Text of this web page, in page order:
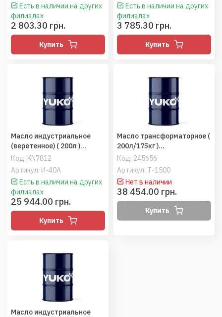
Есть в наличии на других
филиалах
2 803.30 грн.
Купить
Есть в наличии на других
филиалах
3 785.30 грн.
Купить
Код: KN7812
Артикул: И-40А
Масло индустриальное
(веретенное) ( 200л )
летнее (Еталон/YUKOIL)
Есть в наличии на других
филиалах
25 944.00 грн.
Купить
Код: 245656
Артикул: Т-1500
Масло трансформаторное (
200л/175кг )
(Еталон/YUKOIL)
Нет в наличии
38 454.00 грн.
Купить
Масло индустриальное